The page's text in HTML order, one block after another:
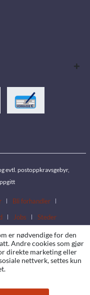
evtl. postoppkravsgebyr,
Bli forhandler
Jobs Steder
er nødvendige for den
Andre cookies som gjør
direkte marketing eller
nettverk, settes kun